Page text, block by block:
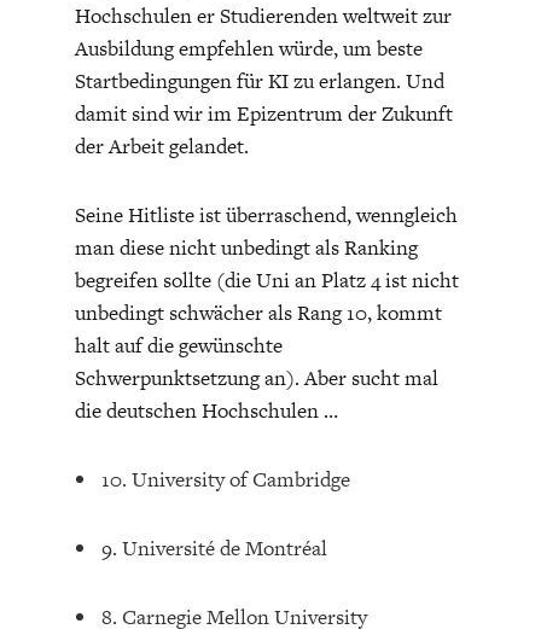
Hochschulen er Studierenden weltweit zur
Ausbildung empfehlen würde, um beste
Startbedingungen für KI zu erlangen. Und
damit sind wir im Epizentrum der Zukunft
der Arbeit gelandet.
Seine Hitliste ist überraschend, wenngleich
man diese nicht unbedingt als Ranking
begreifen sollte (die Uni an Platz 4 ist nicht
unbedingt schwächer als Rang 10, kommt
halt auf die gewünschte
Schwerpunktsetzung an). Aber sucht mal
die deutschen Hochschulen …
10. University of Cambridge
9. Université de Montréal
8. Carnegie Mellon University